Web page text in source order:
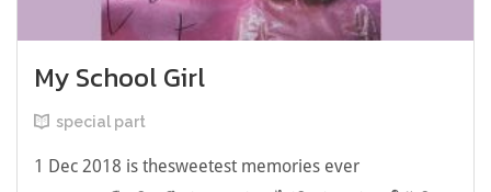
My School Girl
special part
1 Dec 2018 is thesweetest memories ever